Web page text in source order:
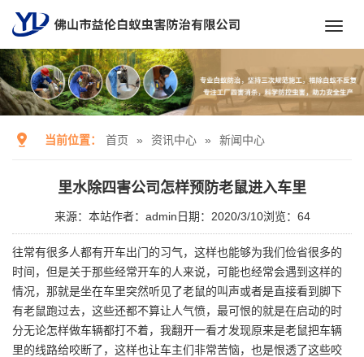
当前位置： 首页 » 资讯中心 » 新闻中心
里水除四害公司怎样预防老鼠进入车里
来源：本站作者：admin 日期：2020/3/10浏览： 64
往常有很多人都有开车出门的习气，这样也能够为我们俭省很多的
时间，但是关于那些经常开车的人来说，可能也经常会遇到这样的
情况，那就是坐在车里突然听见了老鼠的叫声或者是直接看到脚下
有老鼠跑过去，这些还都不算让人气愤，最可恨的就是在启动的时
分无论怎样做车辆都打不着，我翻开一看才发现原来是老鼠把车辆
里的线路给咬断了，这样也让车主们非常苦恼，也是恨透了这些咬